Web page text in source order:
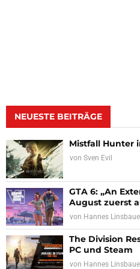
NEUESTE BEITRÄGE
Mistfall Hunter
von Sven Evil
GTA 6: „An
August zuerst
von Hannes
The Division
PC und Steam
von Hannes